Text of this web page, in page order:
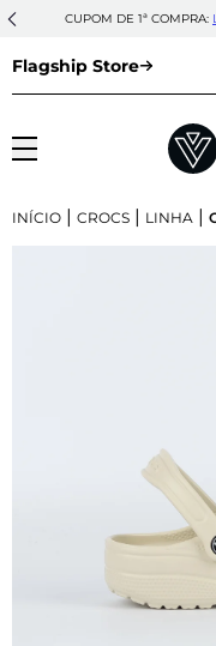
CUPOM DE 1ª COMPRA:
Flagship Store
INÍCIO | CROCS | LINHA |